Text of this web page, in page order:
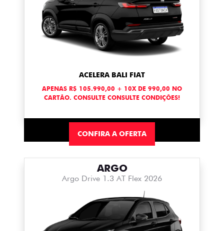
ACELERA BALI FIAT
APENAS R$ 105.990,00 + 10X DE 990,00 NO
CARTÃO. CONSULTE CONSULTE CONDIÇÕES!
CONFIRA A OFERTA
ARGO
Argo Drive 1.3 AT Flex 2026